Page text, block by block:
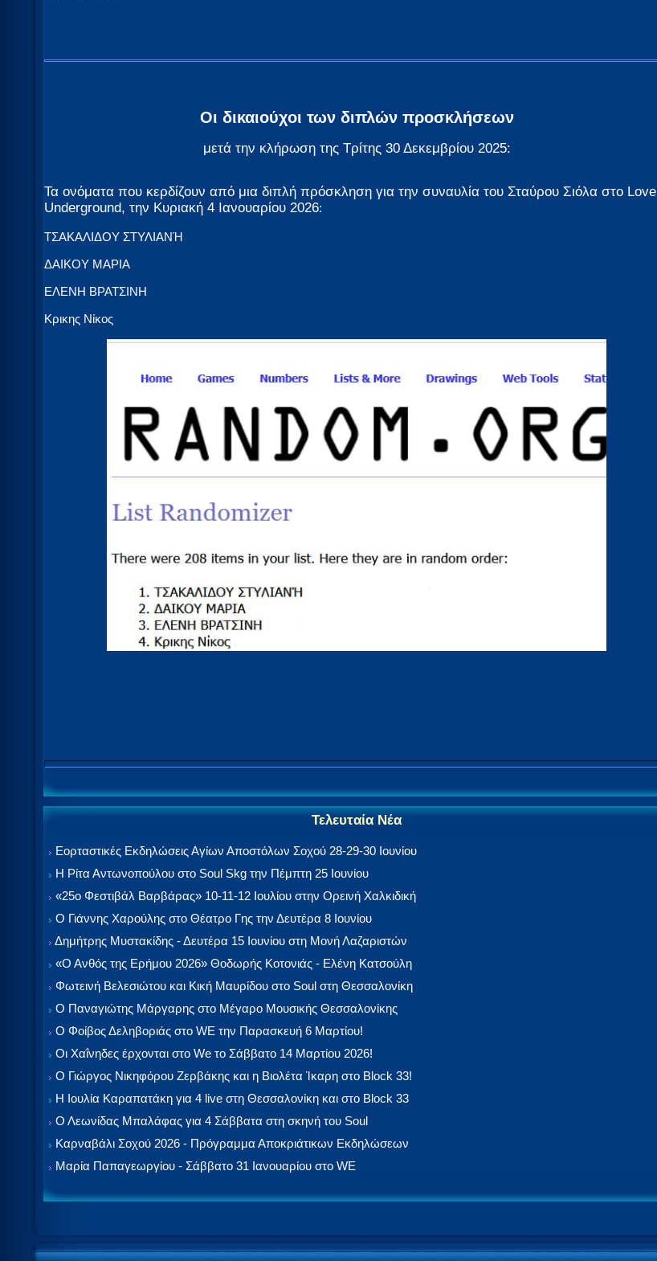
Οι δικαιούχοι των διπλών προσκλήσεων
μετά την κλήρωση της Τρίτης 30 Δεκεμβρίου 2025:
Τα ονόματα που κερδίζουν από μια διπλή πρόσκληση για την συναυλία του Σταύρου Σιόλα στο Love
Underground, την Κυριακή 4 Ιανουαρίου 2026:
ΤΣΑΚΑΛΙΔΟΥ ΣΤΥΛΙΑΝΉ
ΔΑΙΚΟΥ ΜΑΡΙΑ
EΛENH BPATΣINH
Κρικης Νίκος
Τελευταία Νέα
Εορταστικές Εκδηλώσεις Αγίων Αποστόλων Σοχού 28-29-30 Ιουνίου
Η Ρίτα Αντωνοπούλου στο Soul Skg την Πέμπτη 25 Ιουνίου
«25ο Φεστιβάλ Βαρβάρας» 10-11-12 Ιουλίου στην Ορεινή Χαλκιδική
Ο Γιάννης Χαρούλης στο Θέατρο Γης την Δευτέρα 8 Ιουνίου
Δημήτρης Μυστακίδης - Δευτέρα 15 Ιουνίου στη Μονή Λαζαριστών
«Ο Ανθός της Ερήμου 2026» Θοδωρής Κοτονιάς - Ελένη Κατσούλη
Φωτεινή Βελεσιώτου και Κική Μαυρίδου στο Soul στη Θεσσαλονίκη
Ο Παναγιώτης Μάργαρης στο Μέγαρο Μουσικής Θεσσαλονίκης
Ο Φοίβος Δεληβοριάς στο WE την Παρασκευή 6 Μαρτίου!
Οι Χαΐνηδες έρχονται στο We το Σάββατο 14 Μαρτίου 2026!
Ο Γιώργος Νικηφόρου Ζερβάκης και η Βιολέτα Ίκαρη στο Block 33!
Η Ιουλία Καραπατάκη για 4 live στη Θεσσαλονίκη και στο Block 33
Ο Λεωνίδας Μπαλάφας για 4 Σάββατα στη σκηνή του Soul
Καρναβάλι Σοχού 2026 - Πρόγραμμα Αποκριάτικων Εκδηλώσεων
Μαρία Παπαγεωργίου - Σάββατο 31 Ιανουαρίου στο WE